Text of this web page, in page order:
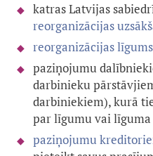
katras Latvijas
reorganizācijas
reorganizācijas
paziņojumu
darbinieku
darbiniekiem), kurā
par līgumu vai
paziņojumu